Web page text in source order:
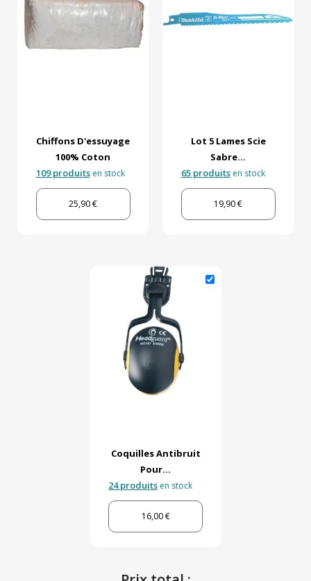
Chiffons D'essuyage
100% Coton
109 produitsen stock
25,90 €
Lot 5 Lames Scie
Sabre...
65 produitsen stock
19,90 €
Coquilles Antibruit
Pour...
24 produits en stock
16,00 €